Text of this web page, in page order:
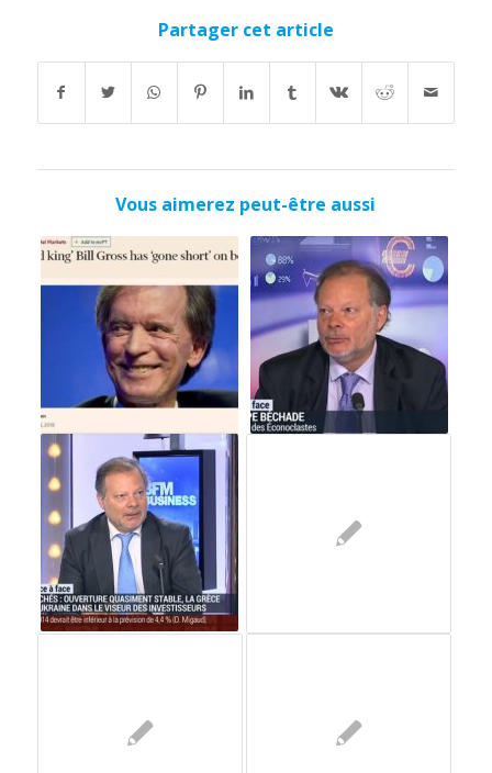
Partager cet article
Vous aimerez peut-être aussi